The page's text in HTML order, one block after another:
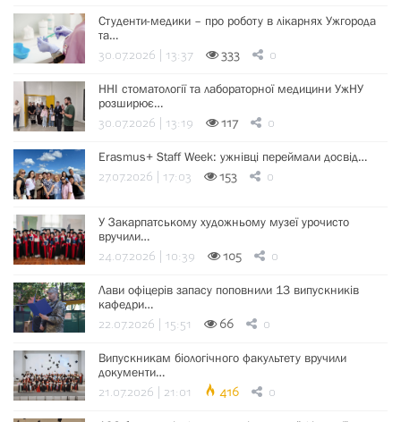
Студенти-медики – про роботу в лікарнях Ужгорода
та…
30.07.2026 | 13:37 333 0
ННІ стоматології та лабораторної медицини УжНУ
розширює…
30.07.2026 | 13:19 117 0
Erasmus+ Staff Week: ужнівці переймали досвід…
27.07.2026 | 17:03 153 0
У Закарпатському художньому музеї урочисто
вручили…
24.07.2026 | 10:39 105 0
Лави офіцерів запасу поповнили 13 випускників
кафедри…
22.07.2026 | 15:51 66 0
Випускникам біологічного факультету вручили
документи…
21.07.2026 | 21:01 416 0